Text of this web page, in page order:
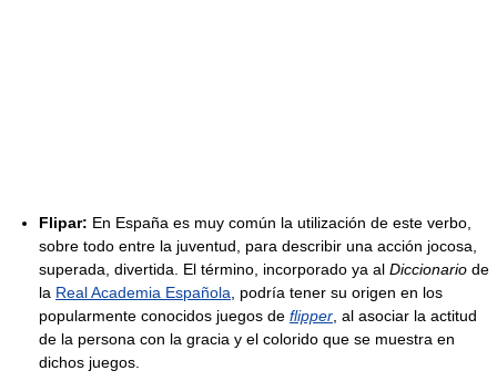
Flipar: En España es muy común la utilización de este verbo,
sobre todo entre la juventud, para describir una acción jocosa,
superada, divertida. El término, incorporado ya al Diccionario de
la Real Academia Española , podría tener su origen en los
popularmente conocidos juegos de flipper , al asociar la actitud
de la persona con la gracia y el colorido que se muestra en
dichos juegos.